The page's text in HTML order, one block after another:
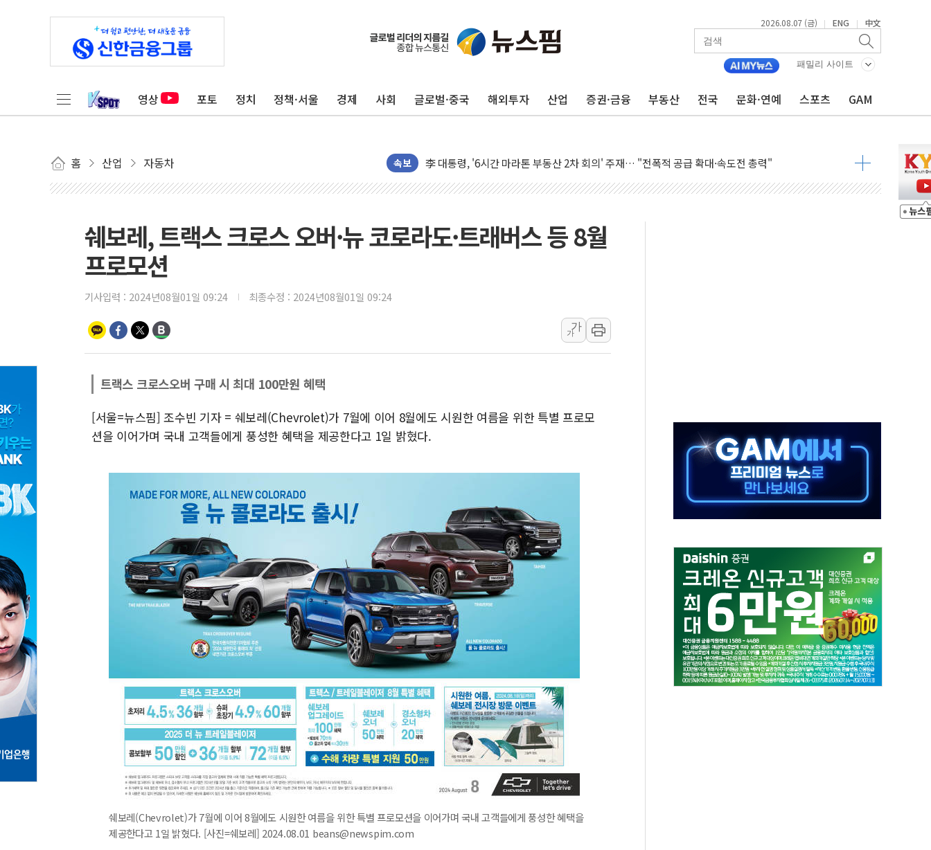
2026.08.07 (금) | ENG | 中文
패밀리 사이트
영상 포토 정치 정책·서울 경제 사회 글로벌·중국 해외투자 산업 증권·금융 부동산 전국 문화·연예 스포츠 GAM
홈 산업 자동차 속보
보훈부, 미 DPAA와 MOU… "6·25 미군 실종자 7359명 끝까지 찾겠다"
특정 정치인 측근 포항시 정책특보 내정설...포항시 '시끌'
李 "해남 태양광, 대한민국 다음 100년 밑거름…수도권 집중 완화 전환점"
트럼프, 中 겨냥 폴리실리콘 관세 15% 부과…美 태양광주 급등
[사진] 빈살만과 에르도안의 만남
남동발전, 해남군에 국내 최대 규모 400MW 태양광 착공…여의도 1.6배 규모
[인도증시] 중동 불안 속 유가 상승에 소폭 하락...금융주 낙폭 커
신길동 신축도 3.3㎡당 7250만원…써밋 클라비온 59㎡ 18억원대
용산공원·그린벨트로 또 충돌…반복되는 국토부-서울시 '정책 엇박자'
[베트남 증시] 유동성 부진 지속, 강보합 마감...석유·가스주 올랐지만 빈그룹이 상쇄
'찜통더위'에 전력수요 역대 최고치 경신…한낮 총수요 104.3GW 기록
후티 반군, 예멘 정부군과 사우디 동시 공격… 위기 고조되는 또 다른 중동 화약고
쉐보레, 트랙스 크로스 오버·뉴 코로라도·트래버스 등 8월
프로모션
기사입력 : 2024년08월01일 09:24 최종수정 : 2024년08월01일 09:24
가
가
트랙스 크로스오버 구매 시 최대 100만원 혜택
[서울=뉴스핌] 조수빈 기자 = 쉐보레(Chevrolet)가 7월에 이어 8월에도 시원한 여름을 위한 특별 프로모
션을 이어가며 국내 고객들에게 풍성한 혜택을 제공한다고 1일 밝혔다.
쉐보레(Chevrolet)가 7월에 이어 8월에도 시원한 여름을 위한 특별 프로모션을 이어가며 국내 고객들에게 풍성한 혜택을
제공한다고 1일 밝혔다. [사진=쉐보레] 2024.08.01 beans@newspim.com